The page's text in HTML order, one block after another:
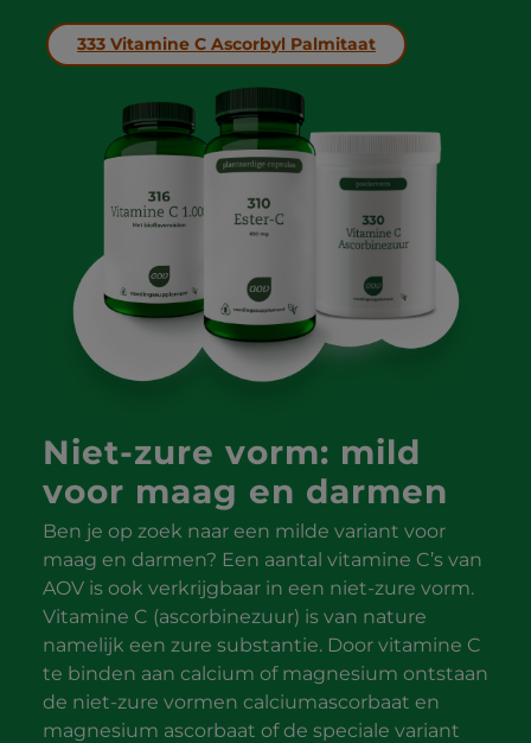
333 Vitamine C Ascorbyl Palmitaat
Niet-zure vorm: mild
voor maag en darmen
Ben je op zoek naar een milde variant voor
maag en darmen? Een aantal vitamine C’s van
AOV is ook verkrijgbaar in een niet-zure vorm.
Vitamine C (ascorbinezuur) is van nature
namelijk een zure substantie. Door vitamine C
te binden aan calcium of magnesium ontstaan
de niet-zure vormen calciumascorbaat en
magnesium ascorbaat of de speciale variant